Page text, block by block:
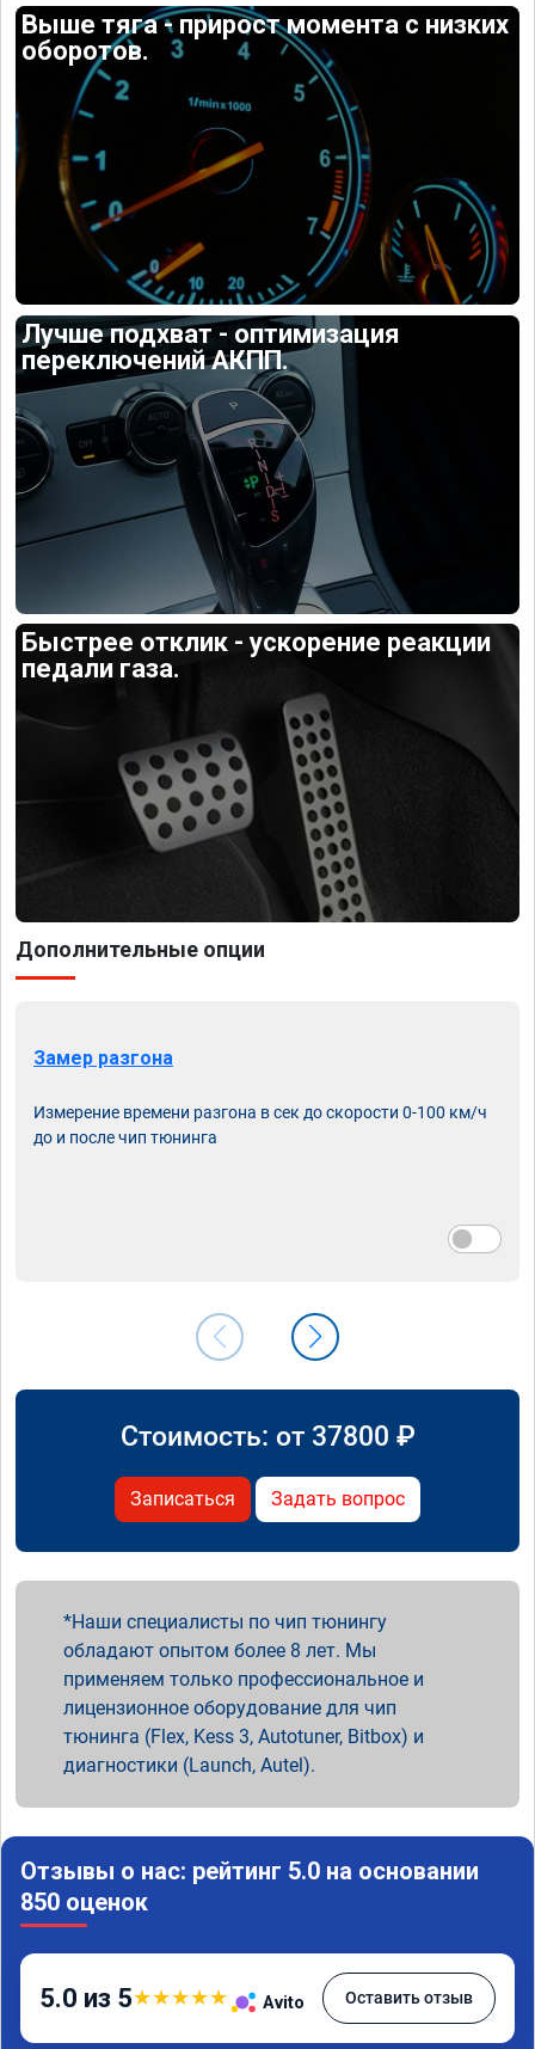
Выше тяга - прирост момента с низких
оборотов.
Лучше подхват - оптимизация
переключений АКПП.
Быстрее отклик - ускорение реакции
педали газа.
Дополнительные опции
Замер разгона
Измерение времени разгона в сек до скорости 0-100 км/ч
до и после чип тюнинга
Стоимость: от 37800 ₽
Записаться Задать вопрос
Наши специалисты по чип тюнингу
обладают опытом более 8 лет. Мы
применяем только профессиональное и
лицензионное оборудование для чип
тюнинга (Flex, Kess 3, Autotuner, Bitbox) и
диагностики (Launch, Autel).
Отзывы о нас: рейтинг 5.0 на основании
850 оценок
5.0 из 5★★★★★ Avito Оставить отзыв